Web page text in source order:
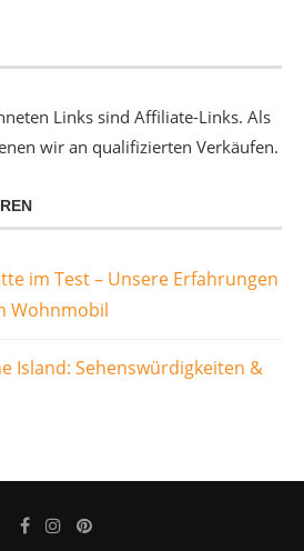
Links sind Affiliate-Links. Als
wir an qualifizierten Verkäufen.
im Test – Unsere Erfahrungen
Wohnmobil
Island: Sehenswürdigkeiten &